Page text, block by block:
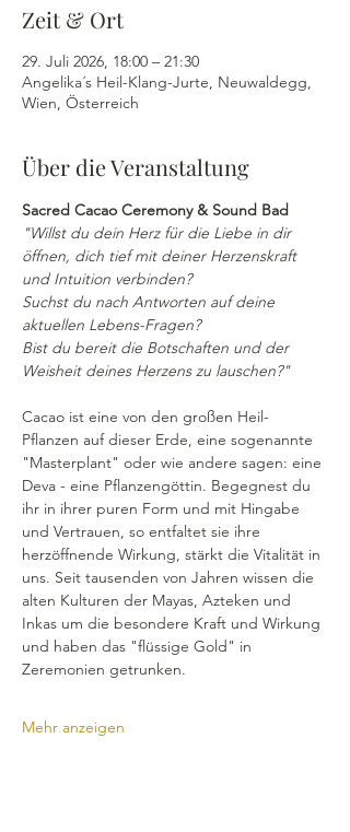
Zeit & Ort
29. Juli 2026, 18:00 – 21:30
Angelika´s Heil-Klang-Jurte, Neuwaldegg,
Wien, Österreich
Über die Veranstaltung
Sacred Cacao Ceremony & Sound Bad
"Willst du dein Herz für die Liebe in dir
öffnen, dich tief mit deiner Herzenskraft
und Intuition verbinden?
Suchst du nach Antworten auf deine
aktuellen Lebens-Fragen?
Bist du bereit die Botschaften und der
Weisheit deines Herzens zu lauschen?"
Cacao ist eine von den großen Heil-
Pflanzen auf dieser Erde, eine sogenannte
"Masterplant" oder wie andere sagen: eine
Deva - eine Pflanzengöttin. Begegnest du
ihr in ihrer puren Form und mit Hingabe
und Vertrauen, so entfaltet sie ihre
herzöffnende Wirkung, stärkt die Vitalität in
uns. Seit tausenden von Jahren wissen die
alten Kulturen der Mayas, Azteken und
Inkas um die besondere Kraft und Wirkung
und haben das "flüssige Gold" in
Zeremonien getrunken.
Mehr anzeigen